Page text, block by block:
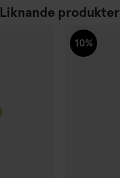
Liknande produkter
10%